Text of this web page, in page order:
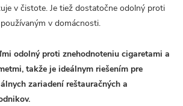
v čistote. Je tiež dostatočne odolný proti
v domácnosti.
odolný proti znehodnoteniu cigaretami a
takže je ideálnym riešením pre
zariadení reštauračných a